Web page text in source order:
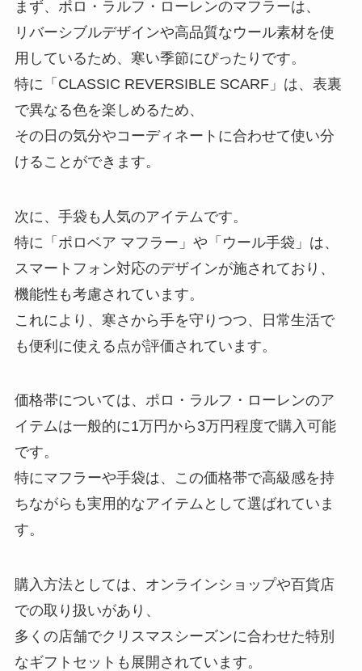
まず、ポロ・ラルフ・ローレンのマフラーは、
リバーシブルデザインや高品質なウール素材を使
用しているため、寒い季節にぴったりです。
特に「CLASSIC REVERSIBLE SCARF」は、表裏
で異なる色を楽しめるため、
その日の気分やコーディネートに合わせて使い分
けることができます。
次に、手袋も人気のアイテムです。
特に「ポロベア マフラー」や「ウール手袋」は、
スマートフォン対応のデザインが施されており、
機能性も考慮されています。
これにより、寒さから手を守りつつ、日常生活で
も便利に使える点が評価されています。
価格帯については、ポロ・ラルフ・ローレンのア
イテムは一般的に1万円から3万円程度で購入可能
です。
特にマフラーや手袋は、この価格帯で高級感を持
ちながらも実用的なアイテムとして選ばれていま
す。
購入方法としては、オンラインショップや百貨店
での取り扱いがあり、
多くの店舗でクリスマスシーズンに合わせた特別
なギフトセットも展開されています。